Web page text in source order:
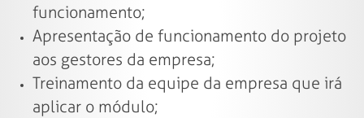
funcionamento;
Apresentação de funcionamento do projeto
aos gestores da empresa;
Treinamento da equipe da empresa que irá
aplicar o módulo;